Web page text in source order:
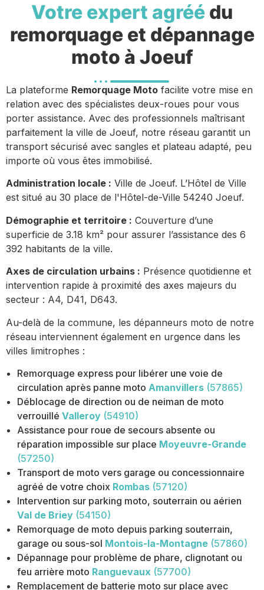
Votre expert agréé du
remorquage et dépannage
moto à Joeuf
La plateforme Remorquage Moto facilite votre mise en
relation avec des spécialistes deux-roues pour vous
porter assistance. Avec des professionnels maîtrisant
parfaitement la ville de Joeuf, notre réseau garantit un
transport sécurisé avec sangles et plateau adapté, peu
importe où vous êtes immobilisé.
Administration locale : Ville de Joeuf. L’Hôtel de Ville
est situé au 30 place de l'Hôtel-de-Ville 54240 Joeuf.
Démographie et territoire : Couverture d’une
superficie de 3.18 km² pour assurer l’assistance des 6
392 habitants de la ville.
Axes de circulation urbains : Présence quotidienne et
intervention rapide à proximité des axes majeurs du
secteur : A4, D41, D643.
Au-delà de la commune, les dépanneurs moto de notre
réseau interviennent également en urgence dans les
villes limitrophes :
Remorquage express pour libérer une voie de
circulation après panne moto Amanvillers (57865)
Déblocage de direction ou de neiman de moto
verrouillé Valleroy (54910)
Assistance pour roue de secours absente ou
réparation impossible sur place Moyeuvre-Grande
(57250)
Transport de moto vers garage ou concessionnaire
agréé de votre choix Rombas (57120)
Intervention sur parking moto, souterrain ou aérien
Val de Briey (54150)
Remorquage de moto depuis parking souterrain,
garage ou sous-sol Montois-la-Montagne (57860)
Dépannage pour problème de phare, clignotant ou
feu arrière moto Ranguevaux (57700)
Remplacement de batterie moto sur place avec